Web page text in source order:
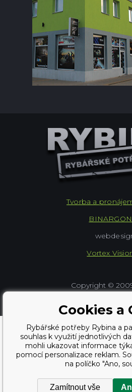
Copyright ©
Tvorba a
Vortex
Cookies a
Rybářské potřeby Rybina a
souhlas k využití jednotlivých
mohli ukazovat informace
pomocí personalizace reklam.
na políčko "Ano,
Zamítnout vše